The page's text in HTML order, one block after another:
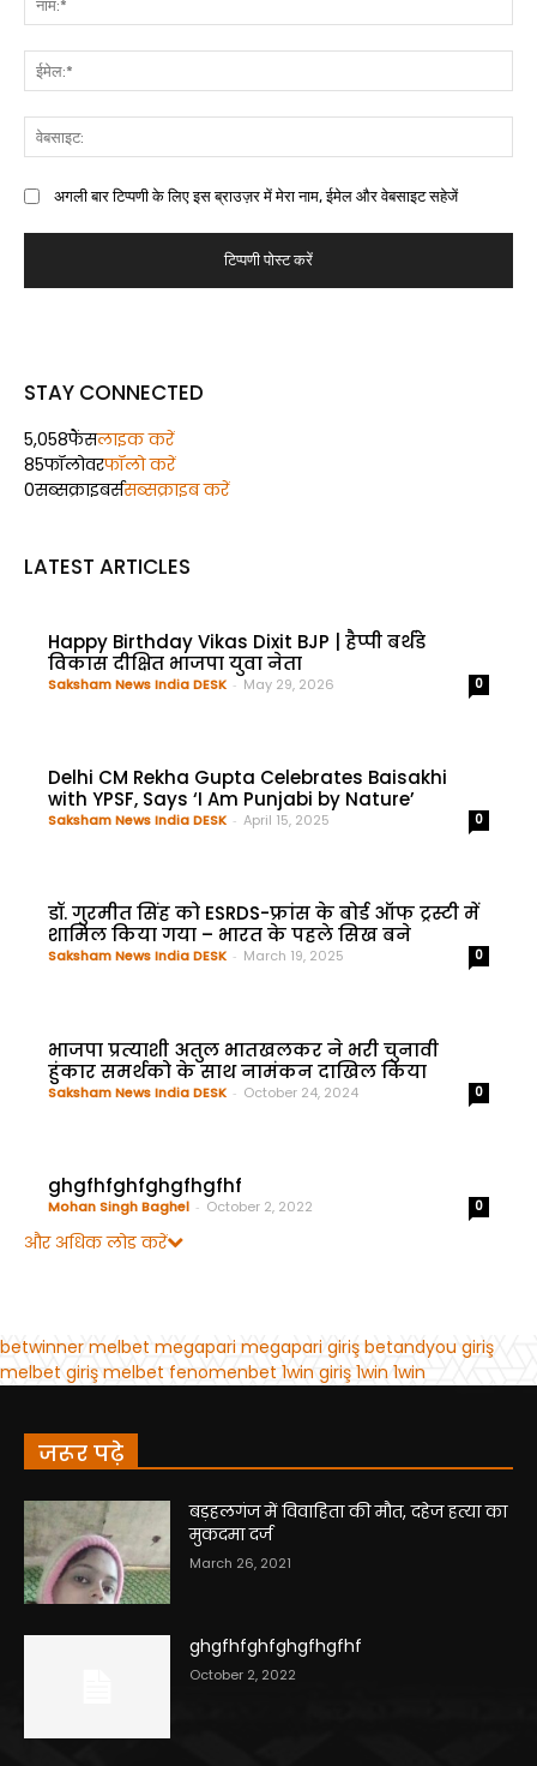
जरूर पढ़े
बड़हलगंज में विवाहिता की मौत, दहेज हत्या का
मुकदमा दर्ज
March 26, 2021
ghgfhfghfghgfhgfhf
October 2, 2022